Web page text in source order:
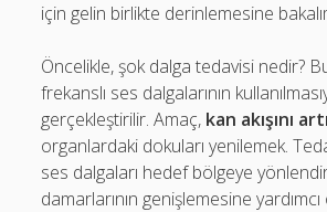
için gelin birlikte derinlemesine
Öncelikle, şok dalga tedavisi nedir?
frekanslı ses dalgalarının
gerçekleştirilir. Amaç, kan akışını
organlardaki dokuları yenilemek.
ses dalgaları hedef bölgeye
damarlarının genişlemesine